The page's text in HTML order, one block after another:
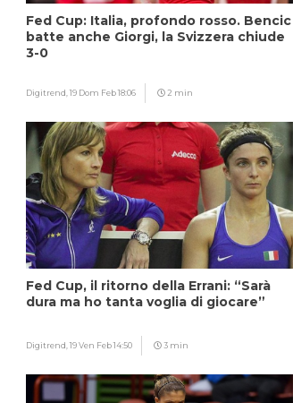
Fed Cup: Italia, profondo rosso. Bencic
batte anche Giorgi, la Svizzera chiude
3-0
Digitrend,19 Dom Feb 18:06 2 min
Fed Cup, il ritorno della Errani: “Sarà
dura ma ho tanta voglia di giocare”
Digitrend,19 Ven Feb 14:50 3 min